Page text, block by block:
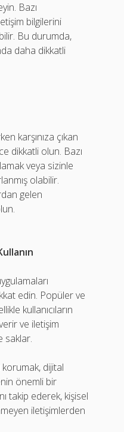
Bazı
bilgilerini
Bu durumda,
daha dikkatli
karşınıza çıkan
dikkatli olun. Bazı
veya sizinle
olabilir.
gelen
edin. Popüler ve
kullanıcıların
ve iletişim
saklar.
korumak, dijital
önemli bir
takip ederek, kişisel
iletişimlerden